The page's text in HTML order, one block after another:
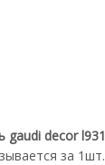
gaudi decor
за